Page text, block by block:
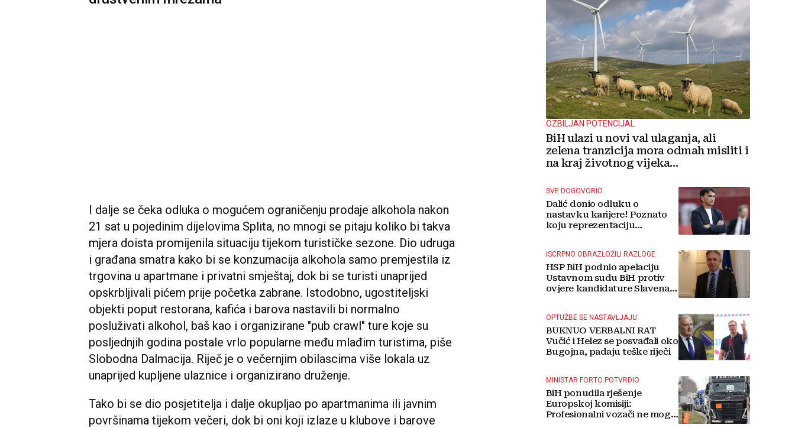
I dalje se čeka odluka o mogućem ograničenju prodaje alkohola nakon
21 sat u pojedinim dijelovima Splita, no mnogi se pitaju koliko bi takva
mjera doista promijenila situaciju tijekom turističke sezone. Dio udruga
i građana smatra kako bi se konzumacija alkohola samo premjestila iz
trgovina u apartmane i privatni smještaj, dok bi se turisti unaprijed
opskrbljivali pićem prije početka zabrane. Istodobno, ugostiteljski
objekti poput restorana, kafića i barova nastavili bi normalno
posluživati alkohol, baš kao i organizirane "pub crawl" ture koje su
posljednjih godina postale vrlo popularne među mlađim turistima, piše
Slobodna Dalmacija. Riječ je o večernjim obilascima više lokala uz
unaprijed kupljene ulaznice i organizirano druženje.
Tako bi se dio posjetitelja i dalje okupljao po apartmanima ili javnim
površinama tijekom večeri, dok bi oni koji izlaze u klubove i barove
OZBILJAN POTENCIJAL
BiH ulazi u novi val ulaganja, ali
zelena tranzicija mora odmah misliti i
na kraj životnog vijeka
SVE DOGOVORIO
Dalić donio odluku o
nastavku karijere! Poznato
koju reprezentaciju
ISCRPNO OBRAZLOŽILI RAZLOGE
HSP BiH podnio apelaciju
Ustavnom sudu BiH protiv
ovjere kandidature Slavena
OPTUŽBE SE NASTAVLJAJU
BUKNUO VERBALNI RAT
Vučić i Helez se posvađali oko
Bugojna, padaju teške riječi
MINISTAR FORTO POTVRDIO
BiH ponudila rješenje
Europskoj komisiji:
Profesionalni vozači ne mogu